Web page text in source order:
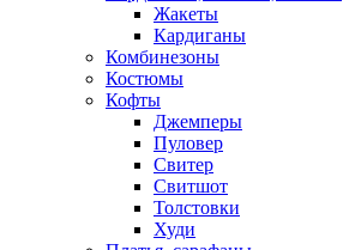
Жакеты
Кардиганы
Комбинезоны
Костюмы
Кофты
Джемперы
Пуловер
Свитер
Свитшот
Толстовки
Худи